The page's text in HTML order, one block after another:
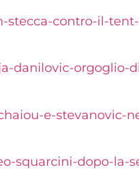
stecca-contro-il-
danilovic-orgoglio-
e-stevanovic-
squarcini-dopo-la-